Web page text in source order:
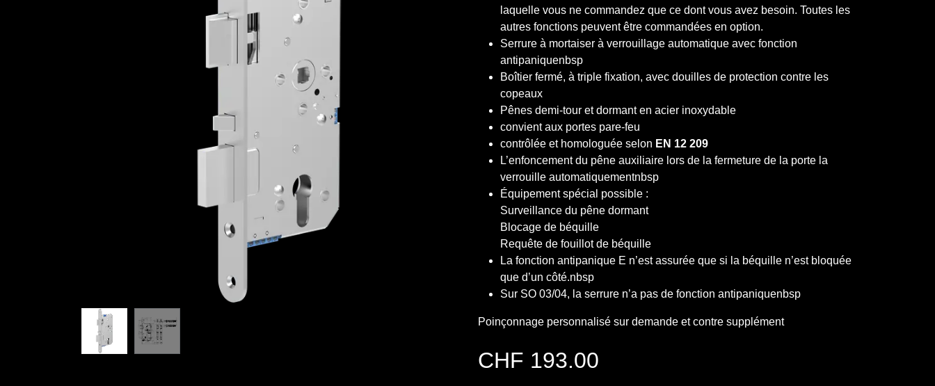
laquelle vous ne commandez que ce dont vous avez besoin. Toutes les
autres fonctions peuvent être commandées en option.
Serrure à mortaiser à verrouillage automatique avec fonction
antipaniquenbsp
Boîtier fermé, à triple fixation, avec douilles de protection contre les
copeaux
Pênes demi-tour et dormant en acier inoxydable
convient aux portes pare-feu
contrôlée et homologuée selon EN 12 209
L’enfoncement du pêne auxiliaire lors de la fermeture de la porte la
verrouille automatiquementnbsp
Équipement spécial possible :
Surveillance du pêne dormant
Blocage de béquille
Requête de fouillot de béquille
La fonction antipanique E n’est assurée que si la béquille n’est bloquée
que d’un côté.nbsp
Sur SO 03/04, la serrure n’a pas de fonction antipaniquenbsp
Poinçonnage personnalisé sur demande et contre supplément
CHF 193.00